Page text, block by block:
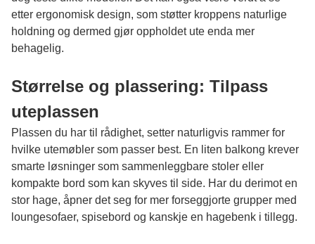
etter ergonomisk design, som støtter kroppens naturlige
holdning og dermed gjør oppholdet ute enda mer
behagelig.
Størrelse og plassering: Tilpass
uteplassen
Plassen du har til rådighet, setter naturligvis rammer for
hvilke utemøbler som passer best. En liten balkong krever
smarte løsninger som sammenleggbare stoler eller
kompakte bord som kan skyves til side. Har du derimot en
stor hage, åpner det seg for mer forseggjorte grupper med
loungesofaer, spisebord og kanskje en hagebenk i tillegg.